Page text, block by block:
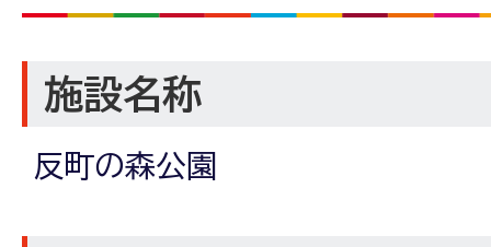
施設名称
反町の森公園